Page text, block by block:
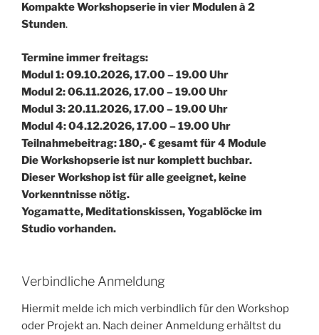
Kompakte Workshopserie in vier Modulen à 2
Stunden.
Termine immer freitags:
Modul 1: 09.10.2026,17.00 – 19.00 Uhr
Modul 2: 06.11.2026, 17.00 – 19.00 Uhr
Modul 3: 20.11.2026,17.00 – 19.00 Uhr
Modul 4: 04.12.2026, 17.00 – 19.00 Uhr
Teilnahmebeitrag: 180,- € gesamt für 4 Module
Die Workshopserie ist nur komplett buchbar.
Dieser Workshop ist für alle geeignet, keine
Vorkenntnisse nötig.
Yogamatte, Meditationskissen, Yogablöcke im
Studio vorhanden.
Verbindliche Anmeldung
Hiermit melde ich mich verbindlich für den Workshop
oder Projekt an. Nach deiner Anmeldung erhältst du